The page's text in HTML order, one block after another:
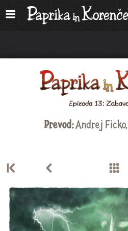
Prevod:Andrej Ficko,